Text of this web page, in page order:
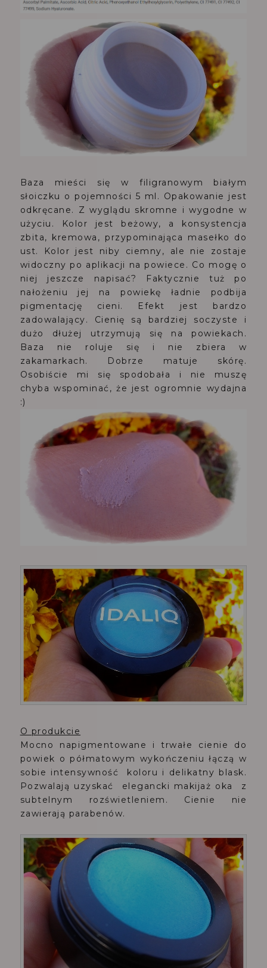
Baza mieści się w filigranowym białym
słoiczku o pojemności 5 ml. Opakowanie jest
odkręcane. Z wyglądu skromne i wygodne w
użyciu. Kolor jest beżowy, a konsystencja
zbita, kremowa, przypominająca masełko do
ust. Kolor jest niby ciemny, ale nie zostaje
widoczny po aplikacji na powiece. Co mogę o
niej jeszcze napisać? Faktycznie tuż po
nałożeniu jej na powiekę ładnie podbija
pigmentację cieni. Efekt jest bardzo
zadowalający. Cienię są bardziej soczyste i
dużo dłużej utrzymują się na powiekach.
Baza nie roluje się i nie zbiera w
zakamarkach. Dobrze matuje skórę.
Osobiście mi się spodobała i nie muszę
chyba wspominać, że jest ogromnie wydajna
:)
O produkcie
Mocno napigmentowane i trwałe cienie do
powiek o półmatowym wykończeniu łączą w
sobie intensywność koloru i delikatny blask.
Pozwalają uzyskać elegancki makijaż oka z
subtelnym rozświetleniem. Cienie nie
zawierają parabenów.